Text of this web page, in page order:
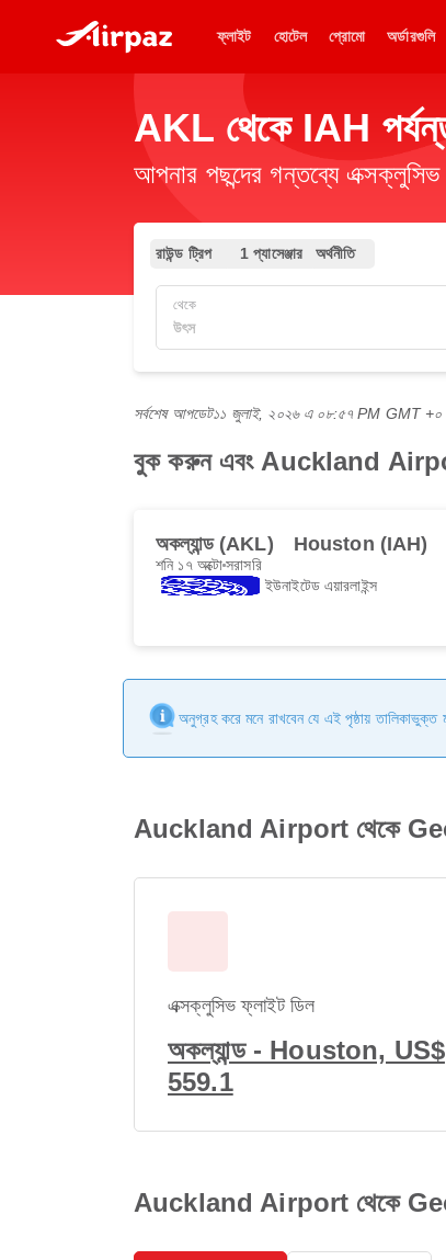
ফ্লাইট হোটেল প্রোমো অর্ডারগুলি
AKL থেকে IAH
আপনার পছন্দের গন্তব্যে
রাউন্ড ট্রিপ 1 প্যাসেঞ্জার অর্থনীতি
থেকে
সর্বশেষ আপডেট১১ জুলাই, ২০২৬ এ ০৮:৫৭ PM GMT +০
বুক করুন এবং Auckland
অকল্যান্ড (AKL) Houston (IAH)
শনি ১৭ অক্টোসরাসরি
ইউনাইটেড এয়ারলাইন্স
অনুগ্রহ করে মনে রাখবেন যে এই পৃষ্ঠায় তালিকাভুক্ত
Auckland Airport থেকে
এক্সক্লুসিভ ফ্লাইট ডিল
অকল্যান্ড - Houston, US$
559.1
Auckland Airport থেকে